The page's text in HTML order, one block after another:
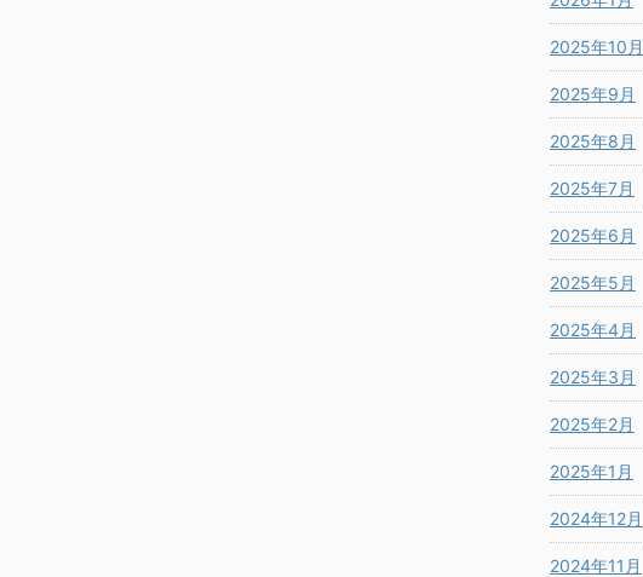
2025年10月
2025年9月
2025年8月
2025年7月
2025年6月
2025年5月
2025年4月
2025年3月
2025年2月
2025年1月
2024年12月
2024年11月